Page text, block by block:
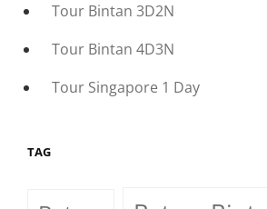
Tour Bintan 3D2N
Tour Bintan 4D3N
Tour Singapore 1 Day
TAG